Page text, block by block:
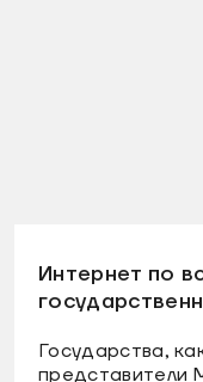
Интернет по
Государства,
представители